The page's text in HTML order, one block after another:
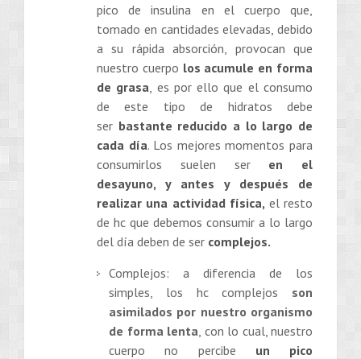
pico de insulina en el cuerpo que,
tomado en cantidades elevadas, debido
a su rápida absorción, provocan que
nuestro cuerpo los acumule en forma
de grasa , es por ello que el consumo
de este tipo de hidratos debe
ser bastante reducido a lo largo de
cada día. Los mejores momentos para
consumirlos suelen ser en el
desayuno, y antes y después de
realizar una actividad física, el resto
de hc que debemos consumir a lo largo
del día deben de ser complejos.
Complejos: a diferencia de los
simples, los hc complejos son
asimilados por nuestro organismo
de forma lenta , con lo cual, nuestro
cuerpo no percibe un pico